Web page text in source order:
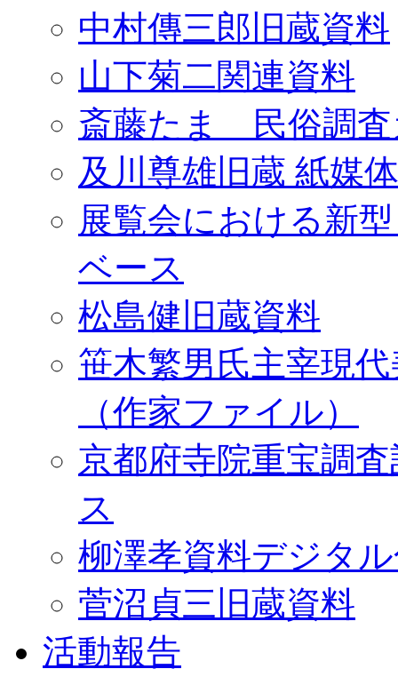
中村傳三郎旧蔵資料
山下菊二関連資料
斎藤たま 民俗調査
及川尊雄旧蔵 紙媒
展覧会における新
ベース
松島健旧蔵資料
笹木繁男氏主宰現
（作家ファイル）
京都府寺院重宝調
ス
柳澤孝資料デジタ
菅沼貞三旧蔵資料
活動報告